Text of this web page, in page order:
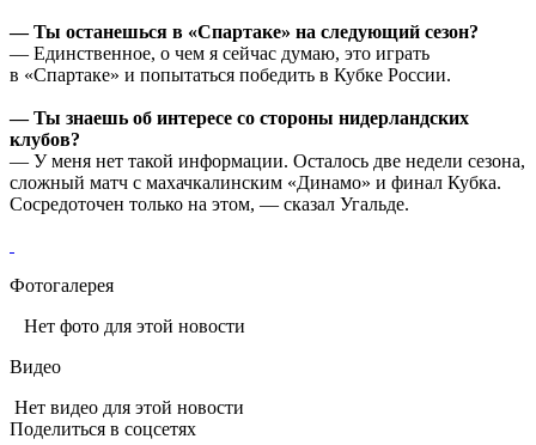
— Ты останешься в «Спартаке» на следующий сезон?
— Единственное, о чем я сейчас думаю, это играть
в «Спартаке» и попытаться победить в Кубке России.
— Ты знаешь об интересе со стороны нидерландских
клубов?
— У меня нет такой информации. Осталось две недели сезона,
сложный матч с махачкалинским «Динамо» и финал Кубка.
Сосредоточен только на этом, — сказал Угальде.
Фотогалерея
Нет фото для этой новости
Видео
Нет видео для этой новости
Поделиться в соцсетях